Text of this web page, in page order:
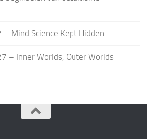
Mind Science Kept Hidden
– Inner Worlds, Outer Worlds